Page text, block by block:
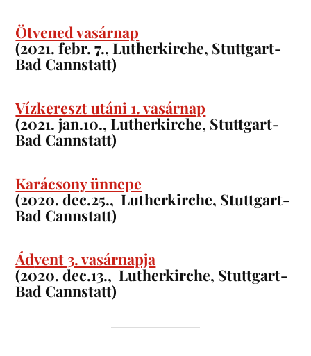
Ötvened vasárnap
(2021. febr. 7., Lutherkirche, Stuttgart-
Bad Cannstatt)
Vízkereszt utáni 1. vasárnap
(2021. jan.10., Lutherkirche, Stuttgart-
Bad Cannstatt)
Karácsony ünnepe
(2020. dec.25., Lutherkirche, Stuttgart-
Bad Cannstatt)
Ádvent 3. vasárnapja
(2020. dec.13., Lutherkirche, Stuttgart-
Bad Cannstatt)